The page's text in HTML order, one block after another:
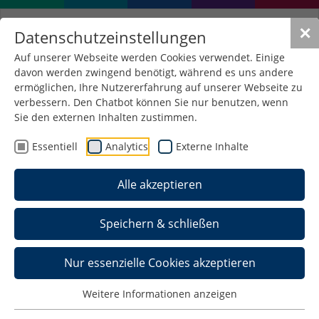
✕
Datenschutzeinstellungen
Auf unserer Webseite werden Cookies verwendet. Einige
davon werden zwingend benötigt, während es uns andere
ermöglichen, Ihre Nutzererfahrung auf unserer Webseite zu
verbessern. Den Chatbot können Sie nur benutzen, wenn
Sie den externen Inhalten zustimmen.
Essentiell Analytics Externe Inhalte
Alle akzeptieren
Speichern & schließen
Nur essenzielle Cookies akzeptieren
Weitere Informationen anzeigen
Das Kompetenzzentrum E-
Government der Hochschule